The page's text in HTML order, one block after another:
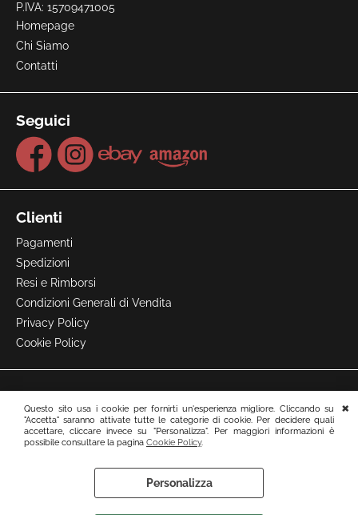
Questo sito usa i cookie per fornirti un'esperienza migliore. Cliccando su
"Accetta" saranno attivate tutte le categorie di cookie. Per decidere quali
accettare, cliccare invece su "Personalizza". Per maggiori informazioni è
possibile consultare la pagina Cookie Policy.
Personalizza
P.IVA: 15709471005
Homepage
Chi Siamo
Contatti
Seguici
Clienti
Pagamenti
Spedizioni
Resi e Rimborsi
Condizioni Generali di Vendita
Privacy Policy
Cookie Policy
Preferenze cookie